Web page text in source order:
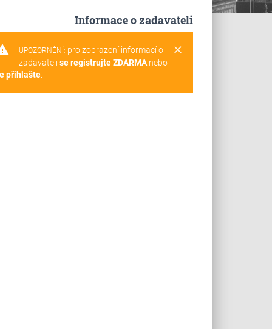
Informace o zadavateli
clear
UPOZORNĚNÍ: pro zobrazení informací o
zadavateli se registrujte ZDARMAnebo
přihlašte.